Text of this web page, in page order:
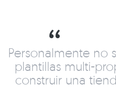
Personalmente no
plantillas multi-
construir una